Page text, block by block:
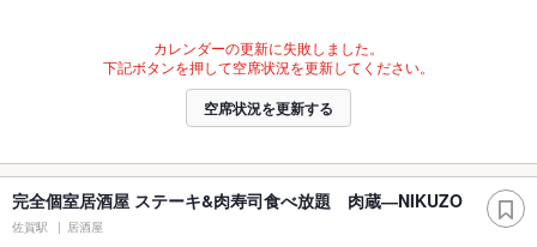
カレンダーの更新に失敗しました。
下記ボタンを押して空席状況を更新してください。
空席状況を更新する
完全個室居酒屋 ステーキ&肉寿司食べ放題 肉蔵―NIKUZO
佐賀駅 居酒屋